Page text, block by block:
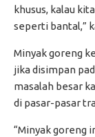
khusus, kalau
seperti bantal,”
Minyak goreng
jika disimpan
masalah besar
di pasar-pasar
“Minyak goreng